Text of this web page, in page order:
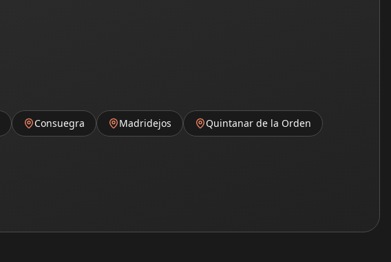
Consuegra Madridejos
Quintanar de la Orden